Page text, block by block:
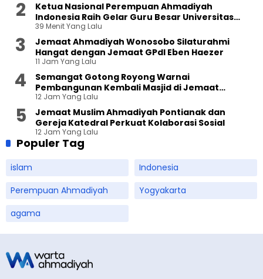
Ketua Nasional Perempuan Ahmadiyah
Indonesia Raih Gelar Guru Besar Universitas
Terbuka
39 Menit Yang Lalu
Jemaat Ahmadiyah Wonosobo Silaturahmi
Hangat dengan Jemaat GPdI Eben Haezer
11 Jam Yang Lalu
Semangat Gotong Royong Warnai
Pembangunan Kembali Masjid di Jemaat
Ahmadiyah Sukapura
12 Jam Yang Lalu
Jemaat Muslim Ahmadiyah Pontianak dan
Gereja Katedral Perkuat Kolaborasi Sosial
12 Jam Yang Lalu
Populer Tag
islam
Indonesia
Perempuan Ahmadiyah
Yogyakarta
agama